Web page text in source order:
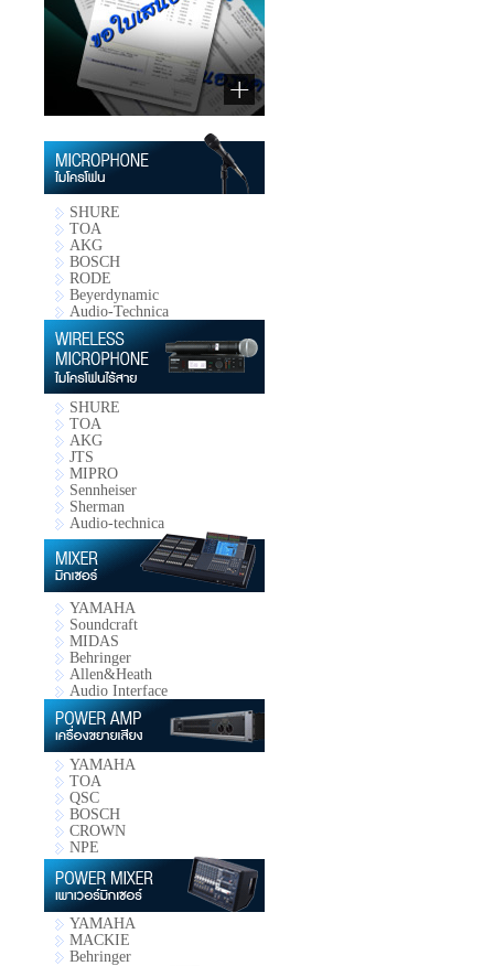
SHURE
TOA
AKG
BOSCH
RODE
Beyerdynamic
Audio-Technica
SHURE
TOA
AKG
JTS
MIPRO
Sennheiser
Sherman
Audio-technica
YAMAHA
Soundcraft
MIDAS
Behringer
Allen&Heath
Audio Interface
YAMAHA
TOA
QSC
BOSCH
CROWN
NPE
YAMAHA
MACKIE
Behringer